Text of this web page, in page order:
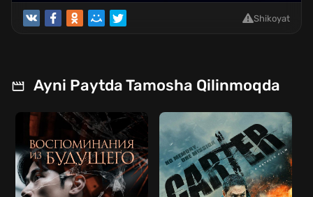
Shikoyat
Ayni Paytda Tamosha Qilinmoqda